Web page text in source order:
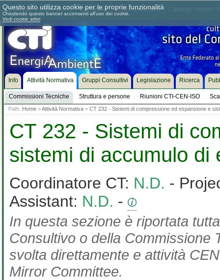
Chi siamo Dove siamo Contattaci Come associarsi
Info Attività Normativa
Commissioni Tecniche Struttura e persone Riunioni CTI-CEN-ISO
Gruppi Consultivi Legislazione Ricerca
Path: Home »Attività Normativa » CT 232 - Sistemi di compressione ed espansione e
CT 232 - Sistemi di
sistemi di accumulo di
Coordinatore CT: N.D. -
Assistant: N.D. -
In questa sezione è riportata
Consultivo o della Commissione
svolta direttamente e attività
Mirror Committee.
Questo sito utilizza cookie per le proprie funzionalità
Chiudendo questo banner acconsenti all'uso dei cookie.
Vedi cookie attivi